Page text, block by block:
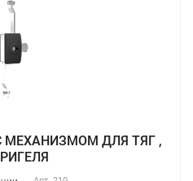
МЕХАНИЗМОМ ДЛЯ ТЯГ ,